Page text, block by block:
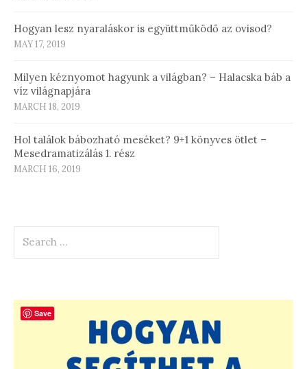
Hogyan lesz nyaraláskor is együttműködő az ovisod?
MAY 17, 2019
Milyen kéznyomot hagyunk a világban? – Halacska báb a
víz világnapjára
MARCH 18, 2019
Hol találok bábozható meséket? 9+1 könyves ötlet –
Mesedramatizálás 1. rész
MARCH 16, 2019
for:
Save